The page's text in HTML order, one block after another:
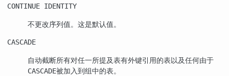
CONTINUE IDENTITY
不更改序列值。这是默认值。
CASCADE
自动截断所有对任一所提及表有外键引用的表以及任何由于
CASCADE被加入到组中的表。